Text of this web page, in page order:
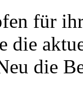
für
die
die